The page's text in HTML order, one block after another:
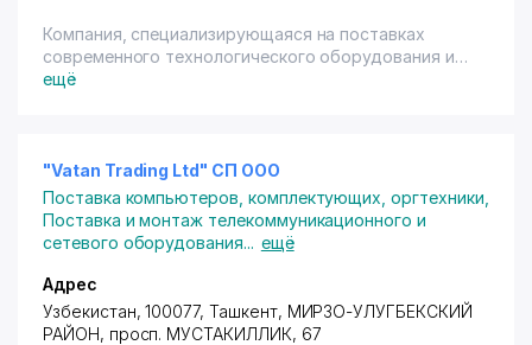
Компания, специализирующаяся на поставках
современного технологического оборудования и
продукции используемых в различных областях
ещё
"Vatan Trading Ltd" СП ООО
Поставка компьютеров, комплектующих, оргтехники
Поставка и монтаж телекоммуникационного и
сетевого оборудования... ещё
Адрес
Узбекистан, 100077, Ташкент, МИРЗО-УЛУГБЕКСКИЙ
РАЙОН, просп. МУСТАКИЛЛИК, 67